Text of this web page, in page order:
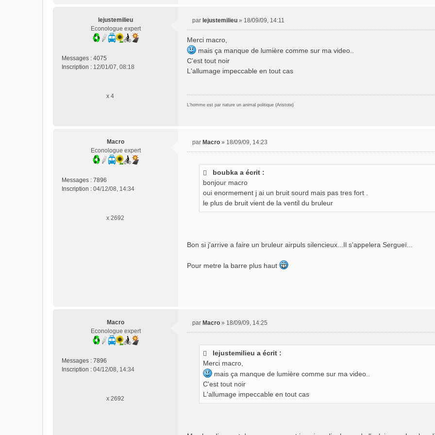
lejustemilieu
Econologue expert
Messages : 4075
Inscription : 12/01/07, 08:18
x 4
s
s
a
g
o
n
par lejustemilieu » 18/09/09, 14:11
Merci macro,
mais ça manque de lumière comme sur ma video..
C'est tout noir
L'allumage impeccable en tout cas
L'homme est par nature un animal politique (Aristote)
Macro
Econologue expert
Messages : 7896
Inscription : 04/12/08, 14:34
x 2692
u
par Macro » 18/09/09, 14:23
boubka a écrit :
bonjour macro
oui enormement j ai un bruit sourd mais pas tres fort .
le plus de bruit vient de la ventil du bruleur
Bon si j'arrive a faire un bruleur airpuls silencieux...Il s'appelera Sergueï...
Pour metre la barre plus haut
Macro
Econologue expert
Messages : 7896
Inscription : 04/12/08, 14:34
x 2692
par Macro » 18/09/09, 14:25
lejustemilieu a écrit :
Merci macro,
mais ça manque de lumière comme sur ma video..
C'est tout noir
L'allumage impeccable en tout cas